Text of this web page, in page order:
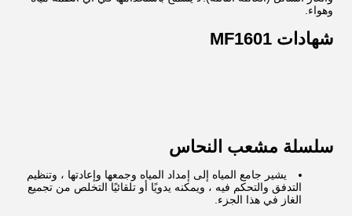
وهواء.
شهادات MF1601
سلسلة مشعب النحاس
يشير جامع المياه إلى إمداد المياه وجمعها وإعادتها ، وتنظيم
التدفق والتحكم فيه ، ويمكنه يدويًا أو تلقائيًا التخلص من تجميع
الغاز في هذا الجزء.